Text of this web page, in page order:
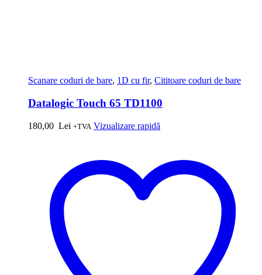
Scanare coduri de bare, 1D cu fir, Cititoare coduri de bare
Datalogic Touch 65 TD1100
180,00 Lei +TVA Vizualizare rapidă